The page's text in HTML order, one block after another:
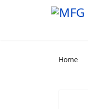
Home